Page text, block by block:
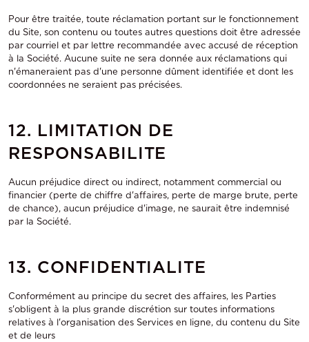
Pour être traitée, toute réclamation portant sur le fonctionnement
du Site, son contenu ou toutes autres questions doit être adressée
par courriel et par lettre recommandée avec accusé de réception
à la Société. Aucune suite ne sera donnée aux réclamations qui
n'émaneraient pas d'une personne dûment identifiée et dont les
coordonnées ne seraient pas précisées.
12. LIMITATION DE
RESPONSABILITE
Aucun préjudice direct ou indirect, notamment commercial ou
financier (perte de chiffre d'affaires, perte de marge brute, perte
de chance), aucun préjudice d'image, ne saurait être indemnisé
par la Société.
13. CONFIDENTIALITE
Conformément au principe du secret des affaires, les Parties
s'obligent à la plus grande discrétion sur toutes informations
relatives à l'organisation des Services en ligne, du contenu du Site
et de leurs